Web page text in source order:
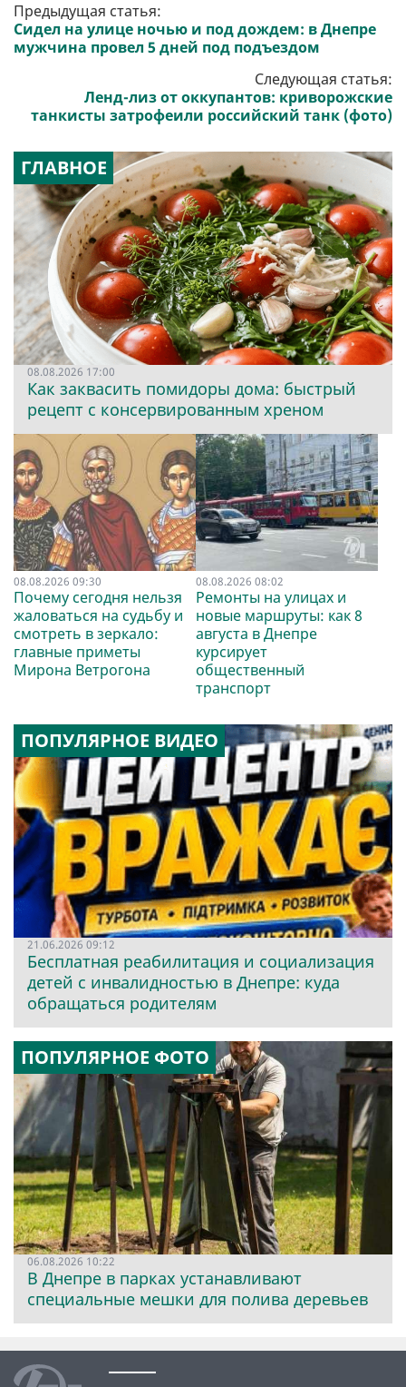
Предыдущая статья:
Сидел на улице ночью и под дождем: в Днепре
мужчина провел 5 дней под подъездом
Следующая статья:
Ленд-лиз от оккупантов: криворожские
танкисты затрофеили российский танк (фото)
ГЛАВНОЕ
08.08.2026 17:00
Как заквасить помидоры дома: быстрый
рецепт с консервированным хреном
08.08.2026 09:30
Почему сегодня нельзя
жаловаться на судьбу и
смотреть в зеркало:
главные приметы
Мирона Ветрогона
08.08.2026 08:02
Ремонты на улицах и
новые маршруты: как 8
августа в Днепре
курсирует
общественный
транспорт
ПОПУЛЯРНОЕ ВИДЕО
21.06.2026 09:12
Бесплатная реабилитация и социализация
детей с инвалидностью в Днепре: куда
обращаться родителям
ПОПУЛЯРНОЕ ФОТО
06.08.2026 10:22
В Днепре в парках устанавливают
специальные мешки для полива деревьев